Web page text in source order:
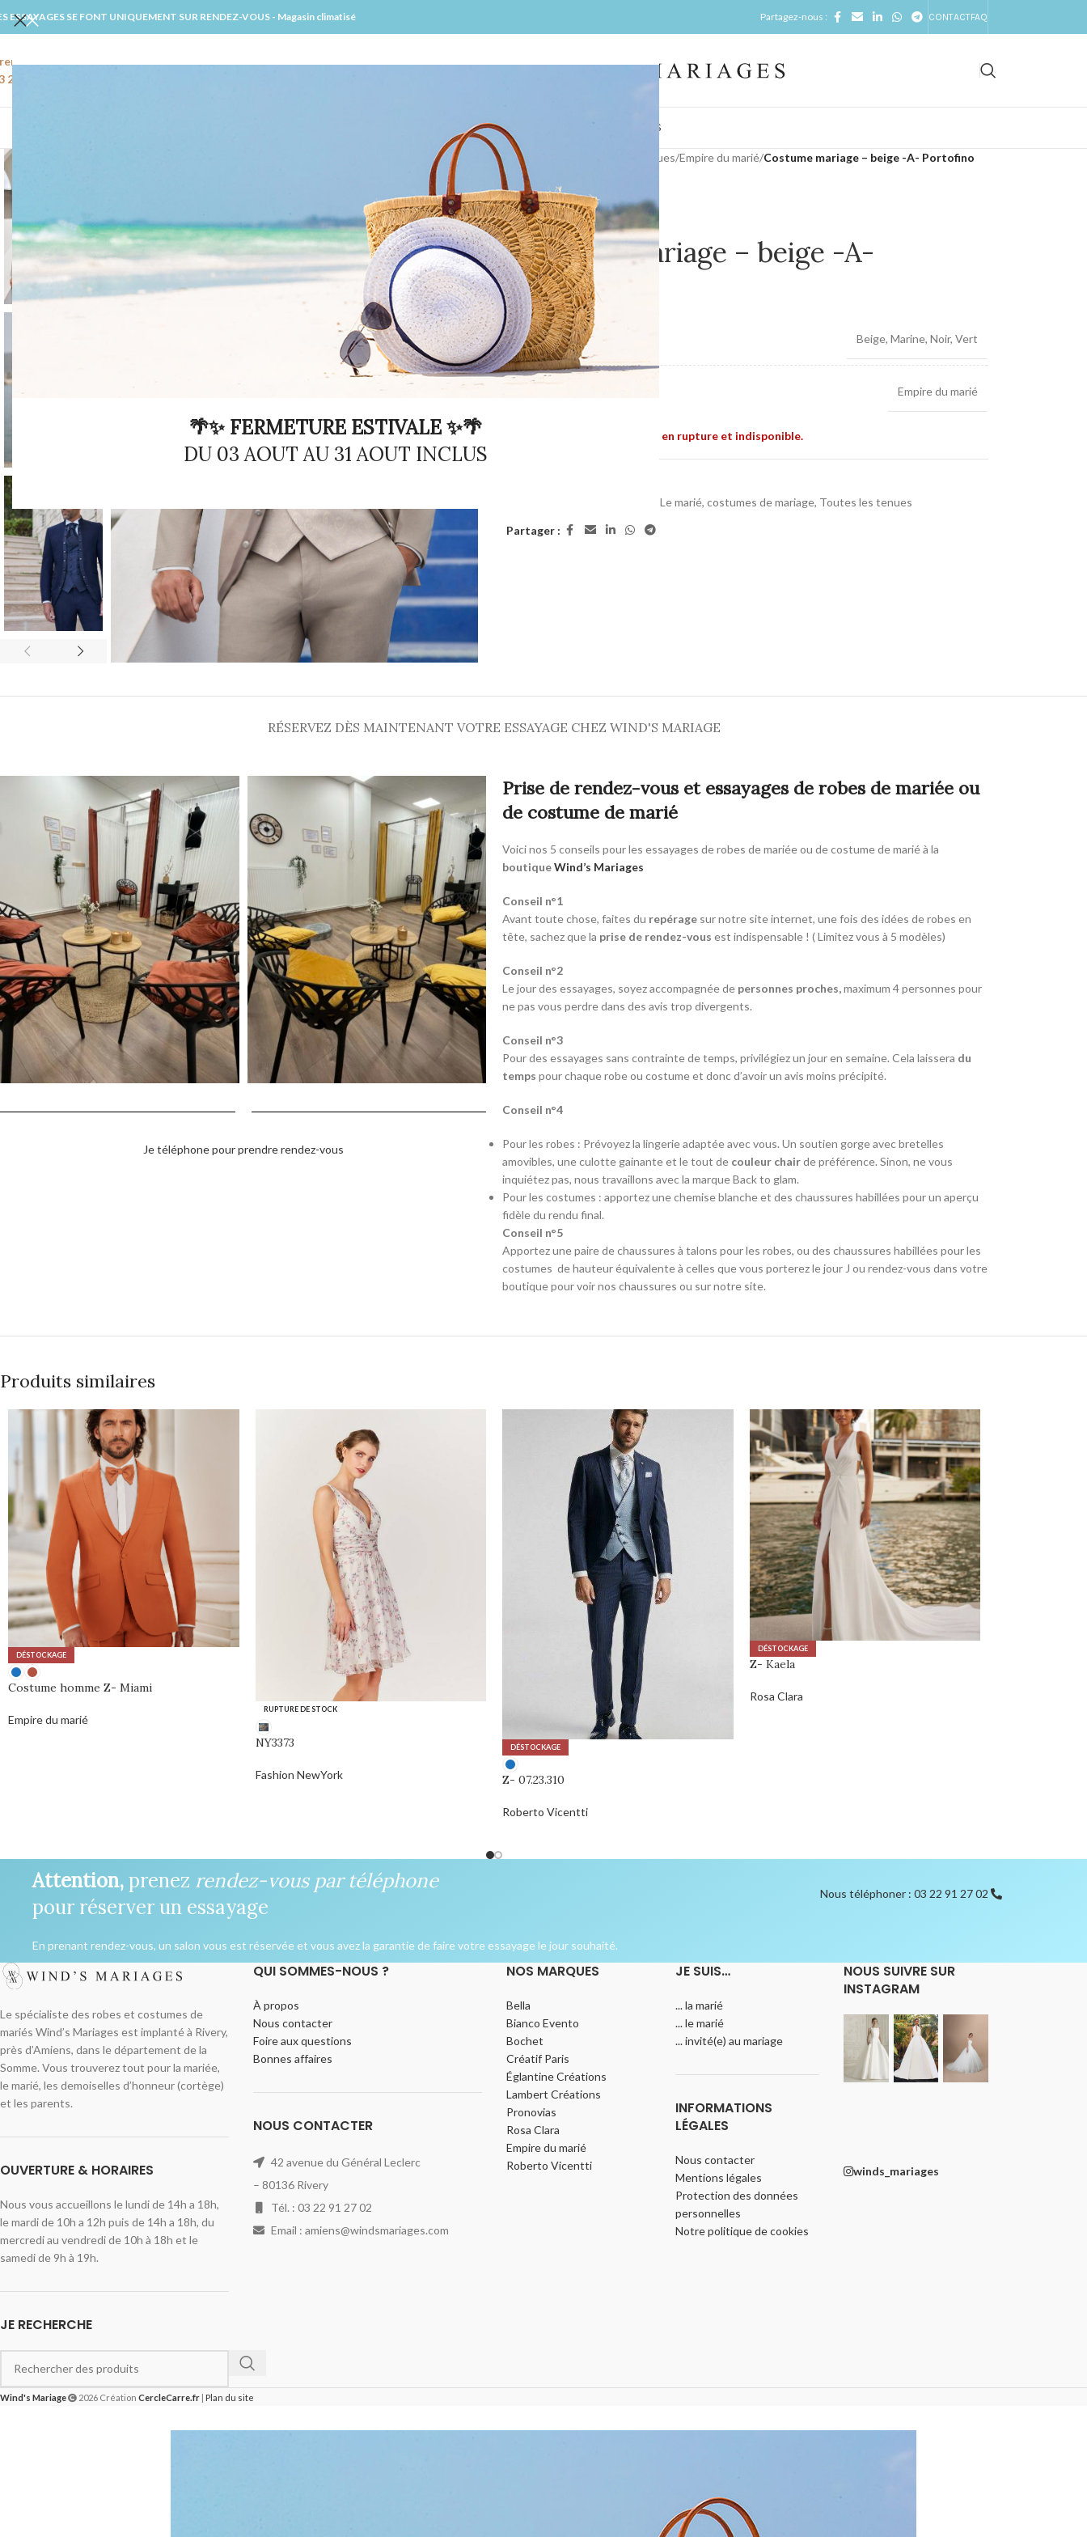
🌴✨ FERMETURE ESTIVALE ✨🌴
DU 03 AOUT AU 31 AOUT INCLUS
ESSAYAGES SE FONT UNIQUEMENT SUR RENDEZ-VOUS - Magasin climatisé Partagez-nous : CONTACTFAQ
rendez-vous
22 91 27 02
LA BOUTIQUE COIFFES
Accueil Nos marques/Empire du marié/Costume mariage – beige -A- Portofino
Costume mariage – beige -A-
Portofino
COULEUR Beige, Marine, Noir, Vert
Empire du marié
Ce produit est actuellement en rupture et indisponible.
Le marié, costumes de mariage, Toutes les tenues
Partager :
RÉSERVEZ DÈS MAINTENANT VOTRE ESSAYAGE CHEZ WIND'S MARIAGE
Je téléphone pour prendre rendez-vous
Prise de rendez-vous et essayages de robes de mariée ou
de costume de marié
Voici nos 5 conseils pour les essayages de robes de mariée ou de costume de marié à la
boutiqueWind’s Mariages
Conseil n°1
Avant toute chose, faites du repérage sur notre site internet, une fois des idées de robes en
tête, sachez que la prise de rendez-vous est indispensable ! ( Limitez vous à 5 modèles)
Conseil n°2
Le jour des essayages, soyez accompagnée de personnes proches,maximum 4 personnes pour
ne pas vous perdre dans des avis trop divergents.
Conseil n°3
Pour des essayages sans contrainte de temps, privilégiez un jour en semaine. Cela laissera du
temps pour chaque robe ou costume et donc d’avoir un avis moins précipité.
Conseil n°4
Pour les robes : Prévoyez la lingerie adaptée avec vous. Un soutien gorge avec bretelles
amovibles, une culotte gainante et le tout de couleur chairde préférence. Sinon, ne vous
inquiétez pas, nous travaillons avec la marque Back to glam.
Pour les costumes : apportez une chemise blanche et des chaussures habillées pour un aperçu
fidèle du rendu final.
Conseil n°5
Apportez une paire de chaussures à talons pour les robes, ou des chaussures habillées pour les
costumes de hauteur équivalente à celles que vous porterez le jour J ou rendez-vous dans votre
boutique pour voir nos chaussures ou sur notre site.
Produits similaires
DÉSTOCKAGE
Costume homme Z- Miami
Empire du marié
RUPTURE DE STOCK
NY3373
Fashion NewYork
DÉSTOCKAGE
Z- 07.23.310
Roberto Vicentti
DÉSTOCKAGE
Z- Kaela
Rosa Clara
Attention,prenez rendez-vous par téléphone
pour réserver un essayage
En prenant rendez-vous, un salon vous est réservée et vous avez la garantie de faire votre essayage le jour souhaité.
Nous téléphoner : 03 22 91 27 02
Le spécialiste des robes et costumes de
mariés Wind’s Mariages est implanté à Rivery,
près d’Amiens, dans le département de la
Somme. Vous trouverez tout pour la mariée,
le marié, les demoiselles d’honneur (cortège)
et les parents.
OUVERTURE & HORAIRES
Nous vous accueillons le lundi de 14h a 18h,
le mardi de 10h a 12h puis de 14h a 18h, du
mercredi au vendredi de 10h à 18h et le
samedi de 9h à 19h.
JE RECHERCHE
QUI SOMMES-NOUS ?
À propos
Nous contacter
Foire aux questions
Bonnes affaires
NOUS CONTACTER
42 avenue du Général Leclerc
– 80136 Rivery
Tél. : 03 22 91 27 02
Email : amiens@windsmariages.com
NOS MARQUES
Bella
Bianco Evento
Bochet
Créatif Paris
Églantine Créations
Lambert Créations
Pronovias
Rosa Clara
Empire du marié
Roberto Vicentti
JE SUIS…
... la marié
... le marié
... invité(e) au mariage
INFORMATIONS
LÉGALES
Nous contacter
Mentions légales
Protection des données
personnelles
Notre politique de cookies
NOUS SUIVRE SUR
INSTAGRAM
winds_mariages
Wind's Mariage 2026 Création CercleCarre.fr | Plan du site